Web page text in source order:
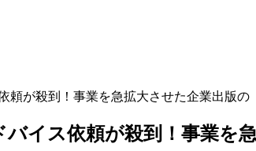
頼が殺到！事業を急拡大させた企業出版
バイス依頼が殺到！事業